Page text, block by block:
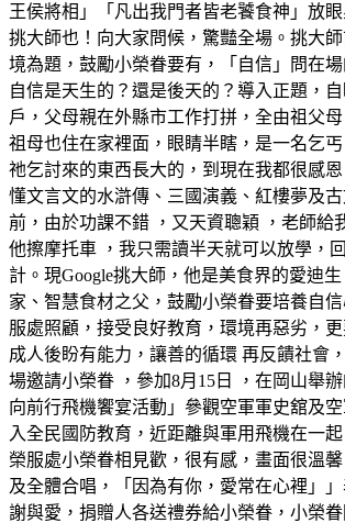
王侯將相」「凡出我門者皆老饕食神」放
挑大師也！向大家問候，驚豔全場。挑大
境為題，鼓勵小榮眷要有，「自信」問在場
自信是天生的？還是後天的？導入正題，
戶，父母親在外縣市工作打拼，全由祖父
祖母也住在家裡面，眼睛半瞎，是一名乞
祂乞討來的東西長大的，到現在我都很感
懂文言文的水滸傳、三國演義、紅樓夢及
前，由於功課不錯 ，又天資聰穎 ，老師給
他擦摩托車 ，我只需讀半天就可以放學，
計。現Google挑大師，他是美食界的愛迪
家、智慧食材之父，鼓勵小榮眷要培養自
服處照顧，接受良好教育，環境再惡劣，
成人後盼有能力，讓善的循環 再反饋社會
場邀請小榮眷 ，參加8月15日 ，在岡山舉
向前行飛機饗宴活動」參觀空軍軍史舘及
入全民國防教育，近距離與軍用飛機在一
榮服處小榮眷相見歡，很有感，畫面很溫
及全體合唱，「因為有你，愛常在心裡」
謝與愛，捐贈人各送禮券給小榮眷，小榮